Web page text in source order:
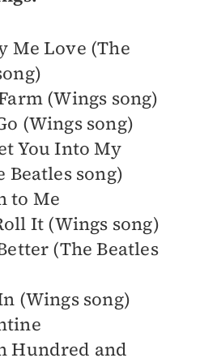
Me Love (The
(Wings song)
(Wings song)
You Into My
Beatles song)
to Me
It (Wings song)
(The Beatles
(Wings song)
Hundred and